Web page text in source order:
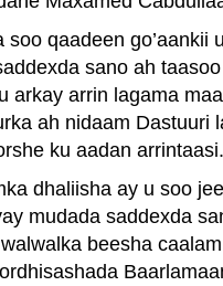
qaadeen go’aankii
sano ah
arkay arrin lagama
ah nidaam Dastuuri
ku aadan arrintaasi.
dhaliisha ay u soo
mudada saddexda
beesha